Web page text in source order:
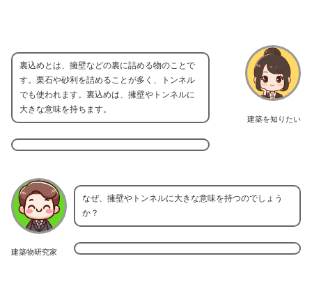
建築を知りたい
裏込めとは、擁壁などの裏に詰める物のことで
す。栗石や砂利を詰めることが多く、トンネル
でも使われます。裏込めは、擁壁やトンネルに
大きな意味を持ちます。
建築物研究家
なぜ、擁壁やトンネルに大きな意味を持つのでしょう
か？